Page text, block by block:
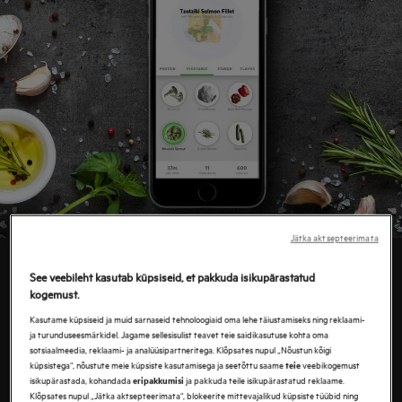
"MIS ÕHTUSÖÖGIKS ON?"
ÄRA KÜSI!
Töö. Perekond. Kool. Ja lugematu arv kohustusi,
mis võtavad aega. Kõige tüütum küsimus võib
olla: "mis on õhtusöögiks?" Kuid sünkroonides
See veebileht kasutab küpsiseid, et pakkuda isikupärastatud
kogemust.
Kasutame küpsiseid ja muid sarnaseid tehnoloogiaid oma lehe täiustamiseks ning reklaami-
ja turunduseesmärkidel. Jagame sellesisulist teavet teie saidikasutuse kohta oma
sotsiaalmeedia, reklaami- ja analüüsipartneritega. Klõpsates nupul „Nõustun kõigi
küpsistega“, nõustute meie küpsiste kasutamisega ja seetõttu saameteieveebikogemust
isikupärastada, kohandadaeripakkumisija pakkuda teile isikupärastatud reklaame.
Klõpsates nupul „Jätka aktsepteerimata“, blokeerite mittevajalikud küpsiste tüübid ning
Jätka aktsepteerimata